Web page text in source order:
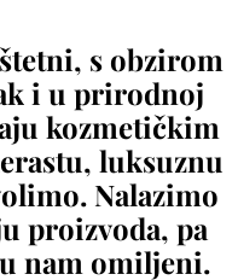
s obzirom
i u prirodnoj
kozmetičkim
luksuznu
Nalazimo
proizvoda, pa
nam omiljeni.